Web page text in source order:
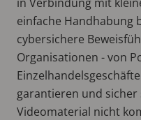
einfache Handhabung
cybersichere
Organisationen - von
garantieren und sicher
Videomaterial nicht